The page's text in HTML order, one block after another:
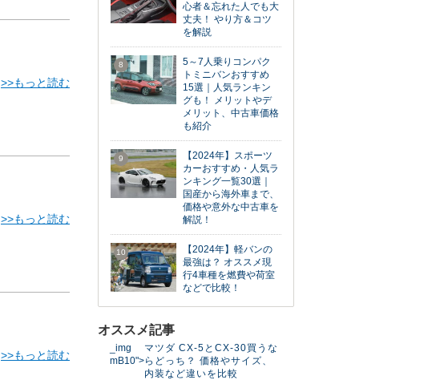
>>もっと読む
>>もっと読む
>>もっと読む
心者＆忘れた人でも大
丈夫！ やり方＆コツ
を解説
8
5～7人乗りコンパク
トミニバンおすすめ
15選｜人気ランキン
グも！ メリットやデ
メリット、中古車価格
も紹介
9
【2024年】スポーツ
カーおすすめ・人気ラ
ンキング一覧30選｜
国産から海外車まで、
価格や意外な中古車を
解説！
10
【2024年】軽バンの
最強は？ オススメ現
行4車種を燃費や荷室
などで比較！
オススメ記事
_img
mB10">
マツダ CX-5とCX-30買うな
らどっち？ 価格やサイズ、
内装など違いを比較